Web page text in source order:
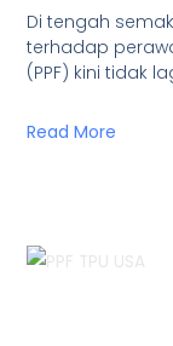
Di tengah
terhadap
(PPF) kini tidak
Read More